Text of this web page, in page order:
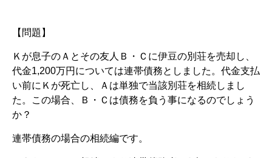
【問題】
Ｋが息子のＡとその友人Ｂ・Ｃに伊豆の別荘を売却し、
代金1,200万円については連帯債務としました。代金支払
い前にＫが死亡し、Ａは単独で当該別荘を相続しまし
た。この場合、Ｂ・Ｃは債務を負う事になるのでしょう
か？
連帯債務の場合の相続編です。